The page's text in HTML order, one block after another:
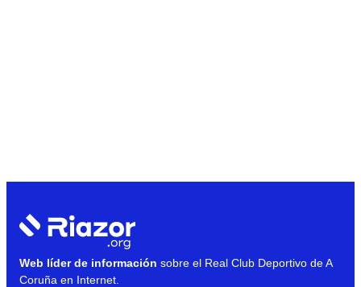
Web líder de información sobre el Real Club Deportivo de A
Coruña en Internet.